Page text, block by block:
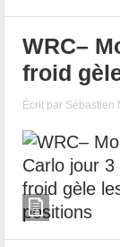
WRC–
froid
Écrit par Sébastien